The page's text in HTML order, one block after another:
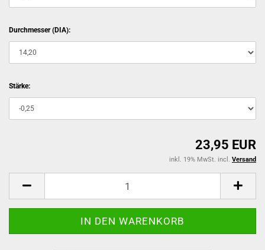
Durchmesser (DIA):
Stärke:
23,95 EUR
inkl. 19% MwSt. incl. Versand